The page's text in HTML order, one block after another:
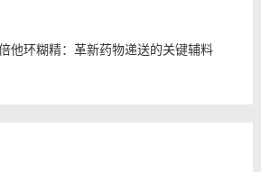
他环糊精：革新药物递送的关键辅料